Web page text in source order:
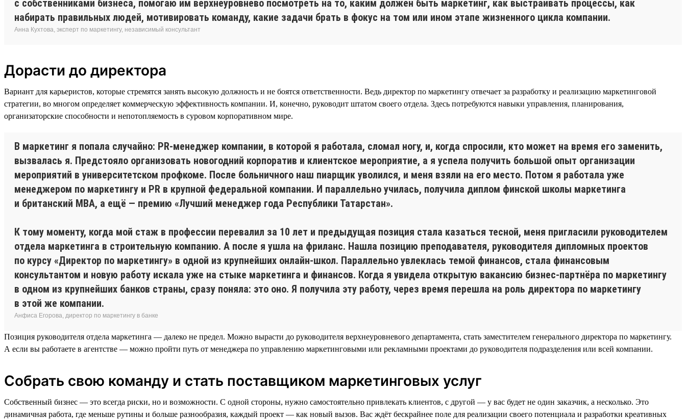
с собственниками бизнеса, помогаю им верхнеуровнево посмотреть на то, каким должен быть маркетинг, как выстраивать процессы, как
набирать правильных людей, мотивировать команду, какие задачи брать в фокус на том или ином этапе жизненного цикла компании.
Анна Кухтова, эксперт по маркетингу, независимый консультант
Дорасти до директора
Вариант для карьеристов, которые стремятся занять высокую должность и не боятся ответственности. Ведь директор по маркетингу отвечает за разработку и реализацию маркетинговой
стратегии, во многом определяет коммерческую эффективность компании. И, конечно, руководит штатом своего отдела. Здесь потребуются навыки управления, планирования,
организаторские способности и непотопляемость в суровом корпоративном мире.
В маркетинг я попала случайно: PR-менеджер компании, в которой я работала, сломал ногу, и, когда спросили, кто может на время его заменить,
вызвалась я. Предстояло организовать новогодний корпоратив и клиентское мероприятие, а я успела получить большой опыт организации
мероприятий в университетском профкоме. После больничного наш пиарщик уволился, и меня взяли на его место. Потом я работала уже
менеджером по маркетингу и PR в крупной федеральной компании. И параллельно училась, получила диплом финской школы маркетинга
и британский MBA, а ещё — премию «Лучший менеджер года Республики Татарстан».
К тому моменту, когда мой стаж в профессии перевалил за 10 лет и предыдущая позиция стала казаться тесной, меня пригласили руководителем
отдела маркетинга в строительную компанию. А после я ушла на фриланс. Нашла позицию преподавателя, руководителя дипломных проектов
по курсу «Директор по маркетингу» в одной из крупнейших онлайн-школ. Параллельно увлеклась темой финансов, стала финансовым
консультантом и новую работу искала уже на стыке маркетинга и финансов. Когда я увидела открытую вакансию бизнес-партнёра по маркетингу
в одном из крупнейших банков страны, сразу поняла: это оно. Я получила эту работу, через время перешла на роль директора по маркетингу
в этой же компании.
Анфиса Егорова, директор по маркетингу в банке
Позиция руководителя отдела маркетинга — далеко не предел. Можно вырасти до руководителя верхнеуровневого департамента, стать заместителем генерального директора по маркетингу.
А если вы работаете в агентстве — можно пройти путь от менеджера по управлению маркетинговыми или рекламными проектами до руководителя подразделения или всей компании.
Собрать свою команду и стать поставщиком маркетинговых услуг
Собственный бизнес — это всегда риски, но и возможности. С одной стороны, нужно самостоятельно привлекать клиентов, с другой — у вас будет не один заказчик, а несколько. Это
динамичная работа, где меньше рутины и больше разнообразия, каждый проект — как новый вызов. Вас ждёт бескрайнее поле для реализации своего потенциала и разработки креативных